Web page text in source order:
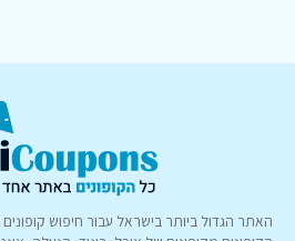
האתר הגדול ביותר בישראל עבור חיפוש